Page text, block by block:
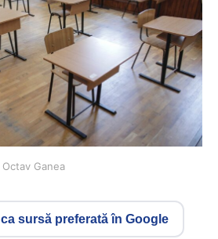
Ganea
sursă preferată în Google